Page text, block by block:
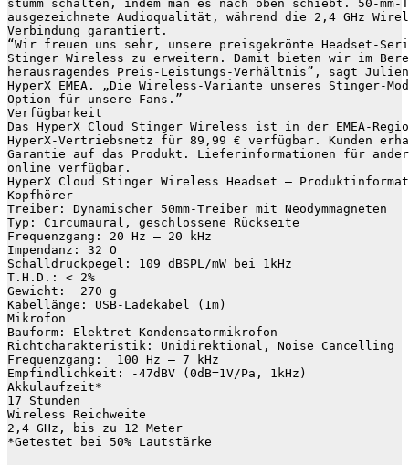
stumm schalten, indem man es nach oben schiebt. 50-
ausgezeichnete Audioqualität, während die 2,4 GHz
Verbindung garantiert.
“Wir freuen uns sehr, unsere preisgekrönte Headset-
Stinger Wireless zu erweitern. Damit bieten wir im
herausragendes Preis-Leistungs-Verhältnis”, sagt
HyperX EMEA. „Die Wireless-Variante unseres Stinger-
Option für unsere Fans.”
Verfügbarkeit
Das HyperX Cloud Stinger Wireless ist in der EMEA-
HyperX-Vertriebsnetz für 89,99 € verfügbar. Kunden
Garantie auf das Produkt. Lieferinformationen für
online verfügbar.
HyperX Cloud Stinger Wireless Headset –
Kopfhörer
Treiber: Dynamischer 50mm-Treiber mit Neodymmagneten
Typ: Circumaural, geschlossene Rückseite
Frequenzgang: 20 Hz – 20 kHz
Impendanz: 32 O
Schalldruckpegel: 109 dBSPL/mW bei 1kHz
T.H.D.: < 2%
Gewicht:  270 g
Kabellänge: USB-Ladekabel (1m)
Mikrofon
Bauform: Elektret-Kondensatormikrofon
Richtcharakteristik: Unidirektional, Noise Cancelling
Frequenzgang:  100 Hz – 7 kHz
Empfindlichkeit: -47dBV (0dB=1V/Pa, 1kHz)
Akkulaufzeit*
17 Stunden
Wireless Reichweite
2,4 GHz, bis zu 12 Meter
*Getestet bei 50% Lautstärke